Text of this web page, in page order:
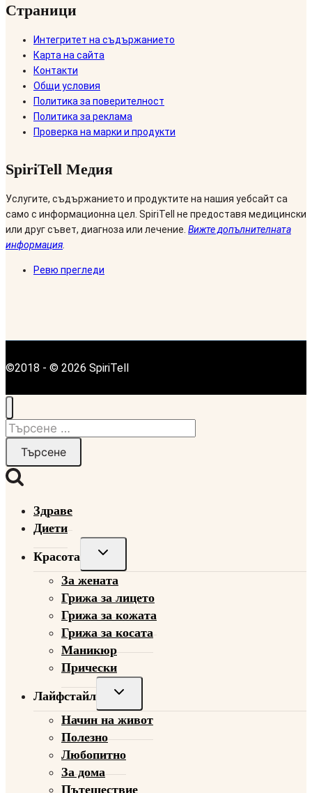
Страници
Интегритет на съдържанието
Карта на сайта
Контакти
Общи условия
Политика за поверителност
Политика за реклама
Проверка на марки и продукти
SpiriTell Медия
Услугите, съдържанието и продуктите на нашия уебсайт са
само с информационна цел. SpiriTell не предоставя медицински
или друг съвет, диагноза или лечение. Вижте допълнителната
информация.
Ревю прегледи
©2018 - © 2026 SpiriTell
Търсене
Здраве
Диети
Красота
Toggle
menu
За жената
Грижа за лицето
Грижа за кожата
Грижа за косата
Маникюр
Прически
Лайфстайл
Toggle
menu
Начин на живот
Полезно
Любопитно
За дома
Пътешествие